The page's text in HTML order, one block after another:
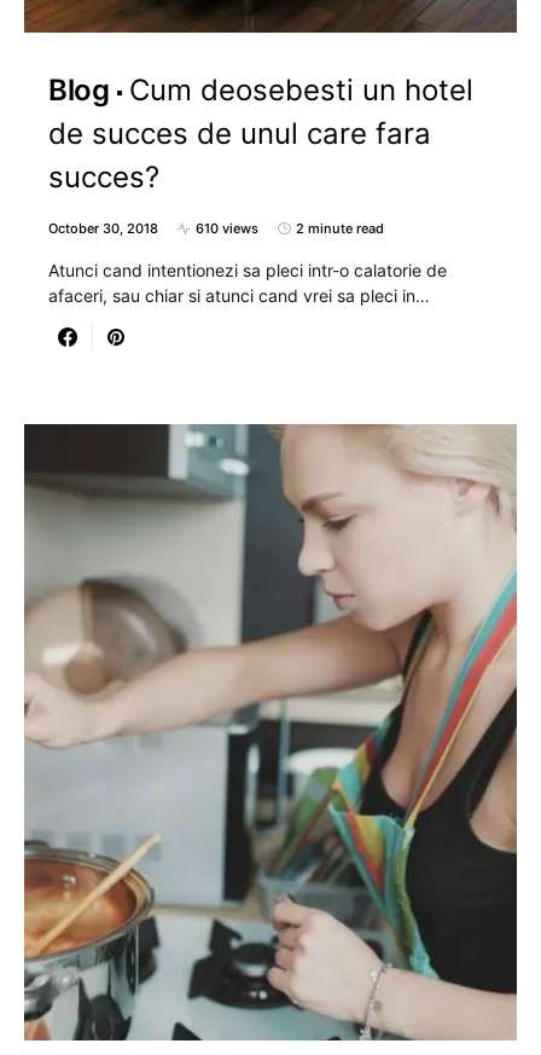
Blog
Cum deosebesti un hotel
de succes de unul care fara
succes?
October 30, 2018 610 views 2 minute read
Atunci cand intentionezi sa pleci intr-o calatorie de
afaceri, sau chiar si atunci cand vrei sa pleci in…